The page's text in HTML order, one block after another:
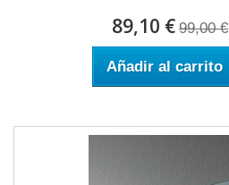
89,10 € 99,00 €
Añadir al carrito